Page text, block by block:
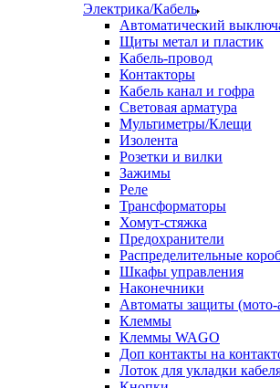
Электрика/Кабель
Автоматический
Щиты метал и пластик
Кабель-провод
Контакторы
Кабель канал и гофра
Световая арматура
Мультиметры/Клещи
Изолента
Розетки и вилки
Зажимы
Реле
Трансформаторы
Хомут-стяжка
Предохранители
Распределительные
Шкафы управления
Наконечники
Автоматы защиты (мото-
Клеммы
Клеммы WAGO
Доп контакты на
Лоток для укладки